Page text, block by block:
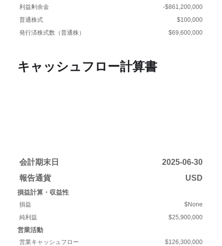
利益剰余金
-$861,200,000
普通株式
$100,000
発行済株式数（普通株）
$69,600,000
キャッシュフロー計算書
会計期末日
2025-06-30
報告通貨
USD
損益計算・収益性
損益
$None
純利益
$25,900,000
営業活動
営業キャッシュフロー $126,300,000